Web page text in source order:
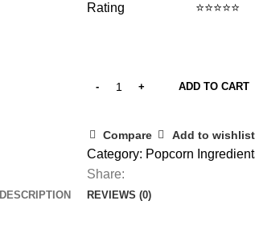
Rating ⭐⭐⭐⭐⭐
ADD TO CART
Compare Add to wishlist
Category: Popcorn
Share:
DESCRIPTION REVIEWS (0)